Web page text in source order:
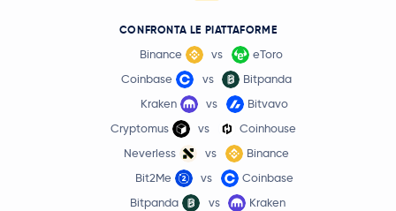
CONFRONTA LE PIATTAFORME
Binance vs
eToro
Coinbase
vs
Bitpanda
Kraken
vs
Bitvavo
Cryptomus
vs
Coinhouse
Neverless
vs
Binance
Bit2Me
vs
Coinbase
Bitpanda
vs
Kraken